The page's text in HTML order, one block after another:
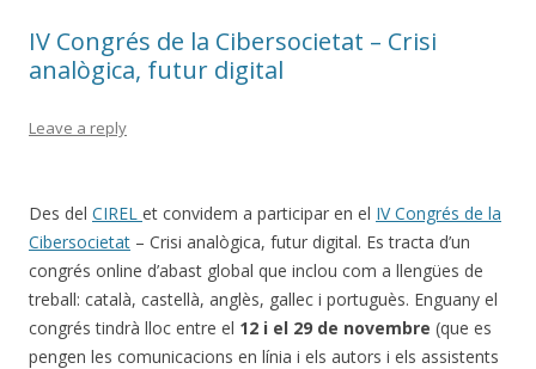
IV Congrés de la Cibersocietat – Crisi
analògica, futur digital
Leave a reply
Des del CIREL et convidem a participar en el IV Congrés de la
Cibersocietat – Crisi analògica, futur digital. Es tracta d’un
congrés online d’abast global que inclou com a llengües de
treball: català, castellà, anglès, gallec i portuguès. Enguany el
congrés tindrà lloc entre el 12 i el 29 de novembre (que es
pengen les comunicacions en línia i els autors i els assistents